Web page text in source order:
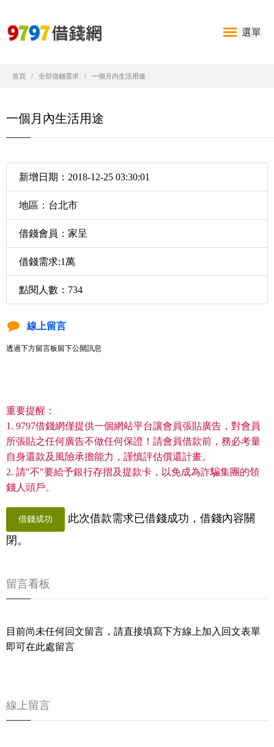
選單
首頁 全部借錢需求 一個月內生活用途
一個月內生活用途
新增日期：2018-12-25 03:30:01
地區：台北市
借錢會員：家呈
借錢需求:1萬
點閱人數：734
線上留言
透過下方留言板留下公開訊息
重要提醒：
1. 9797借錢網僅提供一個網站平台讓會員張貼廣告，對會員
所張貼之任何廣告不做任何保證！請會員借款前，務必考量
自身還款及風險承擔能力，謹慎評估償還計畫。
2. 請"不"要給予銀行存摺及提款卡，以免成為詐騙集團的領
錢人頭戶。
借錢成功
此次借款需求已借錢成功，借錢內容關
閉。
留言看板
目前尚未任何回文留言，請直接填寫下方線上加入回文表單
即可在此處留言
線上留言